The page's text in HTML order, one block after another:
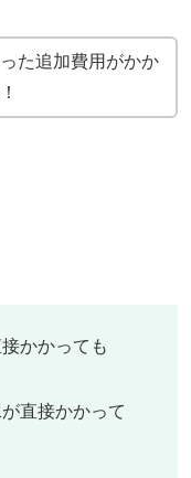
た追加費用がかか
かかっても
直接かかって